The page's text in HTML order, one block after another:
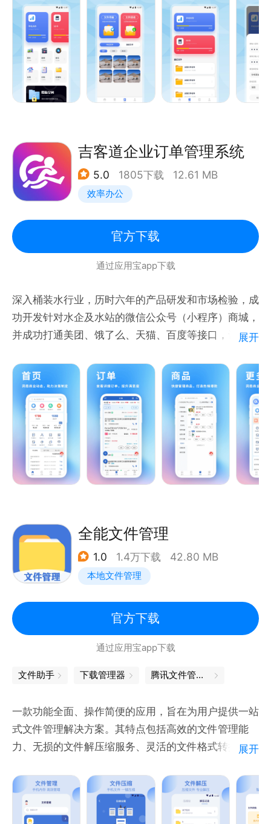
官网：www.yunvip123.com
客服电话：400-8959-724
吉客道企业订单管理系统
5.0 1805下载 12.61 MB
效率办公
官方下载
通过应用宝app下载
深入桶装水行业，历时六年的产品研发和市场检验，成
功开发针对水企及水站的微信公众号（小程序）商城，
并成功打通美团、饿了么、天猫、百度等接口，让水企
软件版本分别为独立版、连锁版、企业版，还有桶装水
企业使用的厂店联动系统、订货管理系统和云呼叫中
心，以及水站使用的客户管理、水票管理、押桶管理、
进销存管理、电话订单管理、配送费管理、营销管理、
推广管理、地图导航、电子水票、电子押金、上楼费、
商务客户管理等等行业特有功能，并获得数十项软件著
作权和专利证书。
展开
全能文件管理
1.0 1.4万下载 42.80 MB
本地文件管理
官方下载
通过应用宝app下载
文件助手 下载管理器 腾讯文件管理器
一款功能全面、操作简便的应用，旨在为用户提供一站
式文件管理解决方案。其特点包括高效的文件管理能
力、无损的文件解压缩服务、灵活的文件格式转换。
1-文件管理：
资源管理：轻松管理手机中的图片、音视频、文档等资
源。
展开